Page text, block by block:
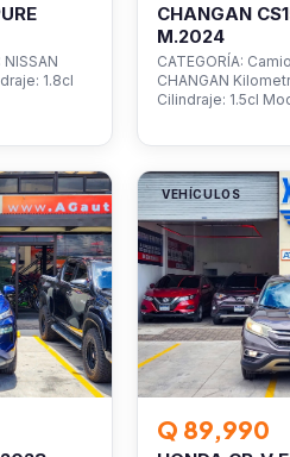
NISSAN
1.8cl
CHANGAN
M.2024
CATEGORÍA:
CHANGAN
Cilindraje: 1.5cl
VEHÍCULOS
Q 89,990